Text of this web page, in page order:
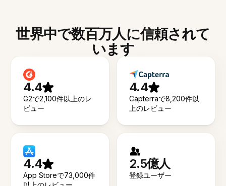
世界中で数百万人に信頼されて
います
4.4
G2で2,100件以上のレ
ビュー
4.4
Capterraで8,200件以
上のレビュー
4.4
App Storeで73,000件
2.5億人
登録ユーザー